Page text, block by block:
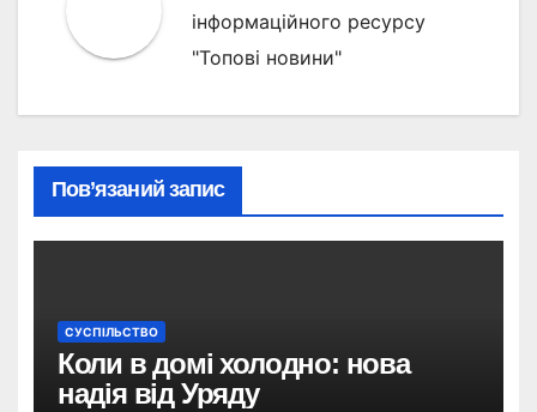
інформаційного ресурсу
"Топові новини"
Пов’язаний запис
СУСПІЛЬСТВО
Коли в домі холодно: нова
надія від Уряду